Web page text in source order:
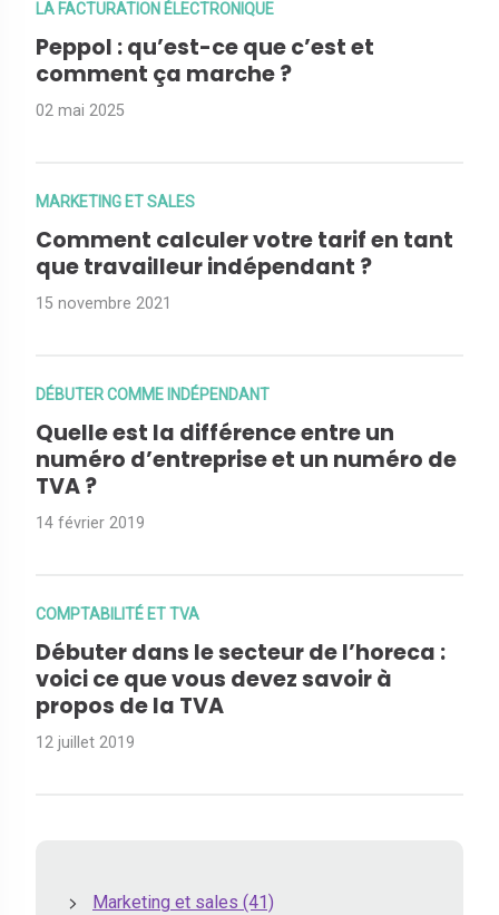
LA FACTURATION ÉLECTRONIQUE
Peppol : qu’est-ce que c’est et
comment ça marche ?
02 mai 2025
MARKETING ET SALES
Comment calculer votre tarif en tant
que travailleur indépendant ?
15 novembre 2021
DÉBUTER COMME INDÉPENDANT
Quelle est la différence entre un
numéro d’entreprise et un numéro de
TVA ?
14 février 2019
COMPTABILITÉ ET TVA
Débuter dans le secteur de l’horeca :
voici ce que vous devez savoir à
propos de la TVA
12 juillet 2019
Marketing et sales (41)